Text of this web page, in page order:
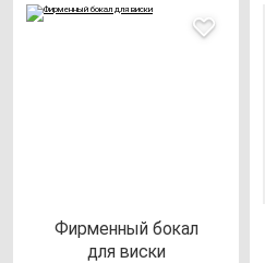
Фир­мен­ный бо­кал
для вис­ки